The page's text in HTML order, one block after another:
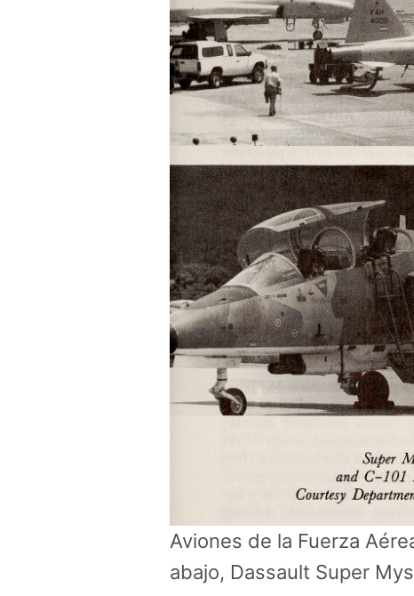
Aviones de la Fuerza
abajo, Dassault Super